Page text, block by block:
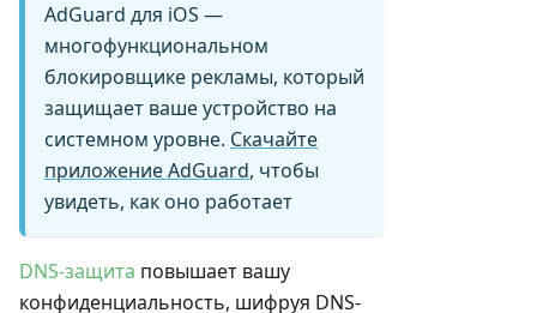
AdGuard для iOS —
многофункциональном
блокировщике рекламы, который
защищает ваше устройство на
системном уровне. Скачайте
приложение AdGuard, чтобы
увидеть, как оно работает
DNS-защита повышает вашу
конфиденциальность, шифруя DNS-